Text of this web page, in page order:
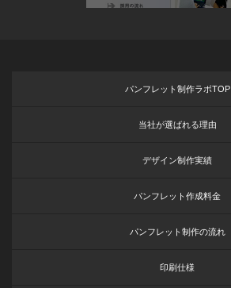
パンフレット制作ラボTOP
当社が選ばれる理由
デザイン制作実績
パンフレット作成料金
パンフレット制作の流れ
印刷仕様